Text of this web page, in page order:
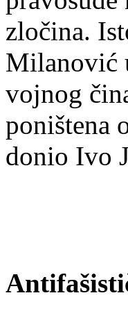
zločina.
Milanović
vojnog
poništena
donio Ivo